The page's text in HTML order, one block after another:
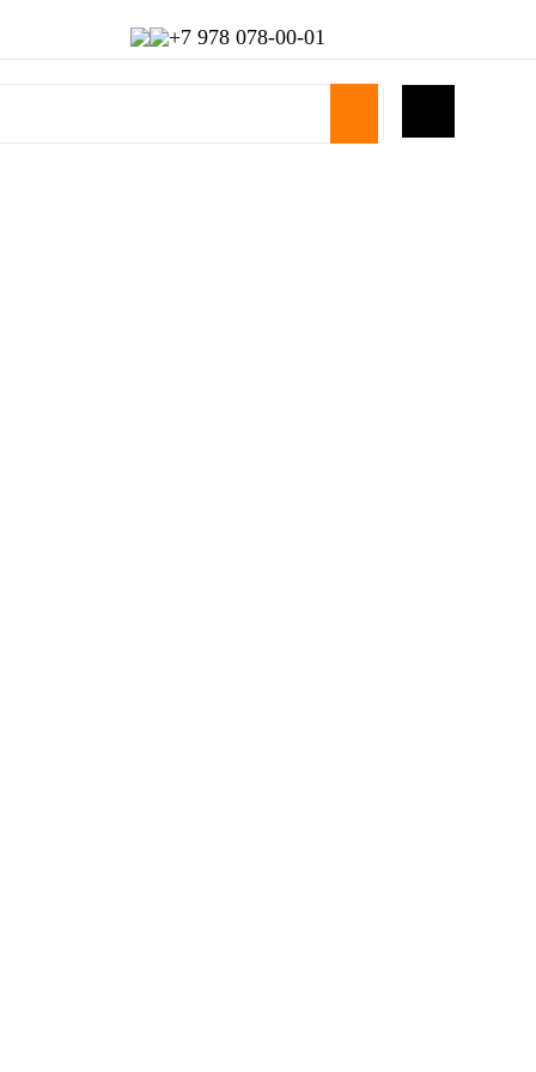
+7 978 078-00-01